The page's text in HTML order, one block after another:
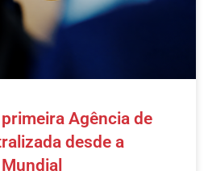
Agência de
desde a